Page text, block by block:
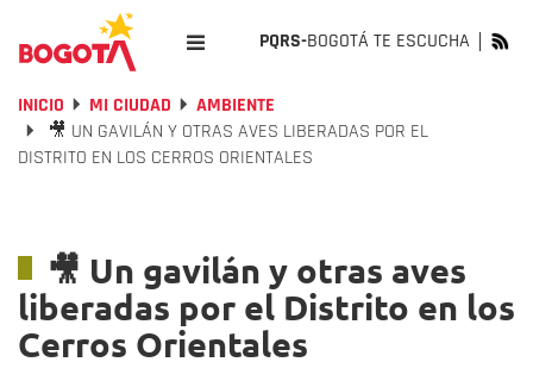
PQRS-BOGOTÁ TE ESCUCHA
INICIO MI CIUDAD
AMBIENTE
🎥 UN GAVILÁN Y OTRAS AVES LIBERADAS POR EL
DISTRITO EN LOS CERROS ORIENTALES
🎥 Un gavilán y otras aves
liberadas por el Distrito en los
Cerros Orientales